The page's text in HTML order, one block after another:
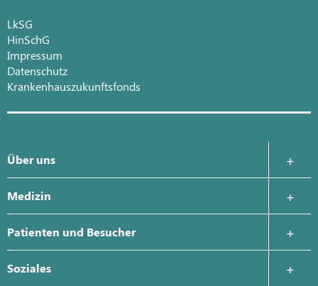
LkSG
HinSchG
Impressum
Datenschutz
Krankenhauszukunftsfonds
Über uns
Krankenhausleitung
Geschichte
Qualitätsmanagement
Medizin
Allgemein- und Visceralchirurgie
Patienten und Besucher
Aufnahme
Soziales